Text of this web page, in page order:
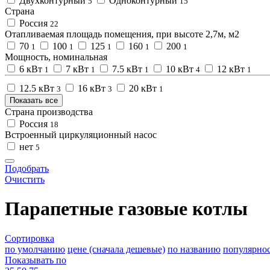
Страна
Россия 22
Отапливаемая площадь помещения, при высоте 2,7м, м2
70 1 100 1 125 1 160 1 200 1
Мощность, номинальная
6 кВт 1 7 кВт 1 7.5 кВт 1 10 кВт 4 12 кВт 1
12.5 кВт 3 16 кВт 3 20 кВт 1
Показать все
Страна производства
Россия 18
Встроенный циркуляционный насос
нет 5
Подобрать
Очистить
Парапетные газовые котлы
Сортировка
по умолчанию цене (сначала дешевые) по названию
Показывать по